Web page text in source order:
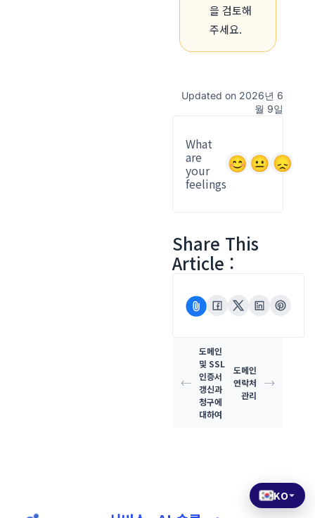
을 검토해
주세요.
Updated on 2026년 6
월 9일
What
are
your
feelings
Share This
Article :
도메인
및 SSL
인증서
갱신과
청구에
대하여
도메인
연락처
관리
KO